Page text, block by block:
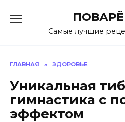
содержаниюСамые лучшие
ГЛАВНАЯ » ЗДОРОВЬЕ
Уникальная
гимнастика с
эффектом